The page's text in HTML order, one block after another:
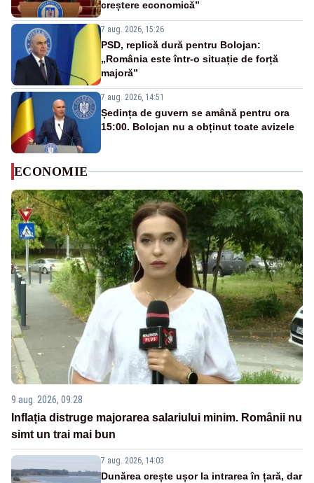
creștere economică”
7 aug. 2026, 15:26
PSD, replică dură pentru Bolojan:
„România este într-o situație de forță
majoră”
7 aug. 2026, 14:51
Ședința de guvern se amână pentru ora
15:00. Bolojan nu a obținut toate avizele
ECONOMIE
9 aug. 2026, 09:28
Inflația distruge majorarea salariului minim. Românii nu
simt un trai mai bun
7 aug. 2026, 14:03
Dunărea crește ușor la intrarea în țară, dar